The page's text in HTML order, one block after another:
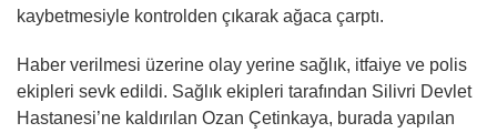
kaybetmesiyle kontrolden çıkarak ağaca çarptı.
Haber verilmesi üzerine olay yerine sağlık, itfaiye ve polis
ekipleri sevk edildi. Sağlık ekipleri tarafından Silivri Devlet
Hastanesi’ne kaldırılan Ozan Çetinkaya, burada yapılan